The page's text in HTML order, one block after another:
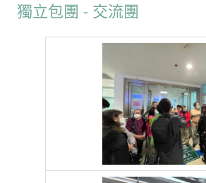
獨立包團 - 交流團